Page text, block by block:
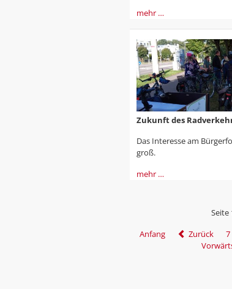
mehr …
Zukunft des
Das Interesse am
groß.
mehr …
Seite
Anfang
Zurück 7